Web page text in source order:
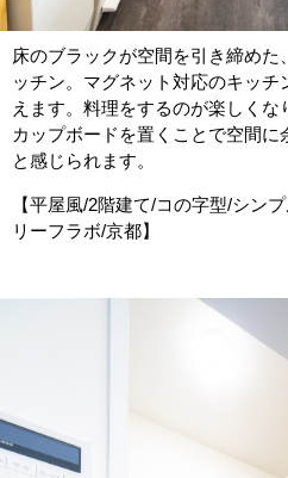
床のブラックが空間を引き締め
ッチン。マグネット対応のキッチ
えます。料理をするのが楽しく
カップボードを置くことで空間に
と感じられます。
【平屋風/2階建て/コの字型/シン
リーフラボ/京都】